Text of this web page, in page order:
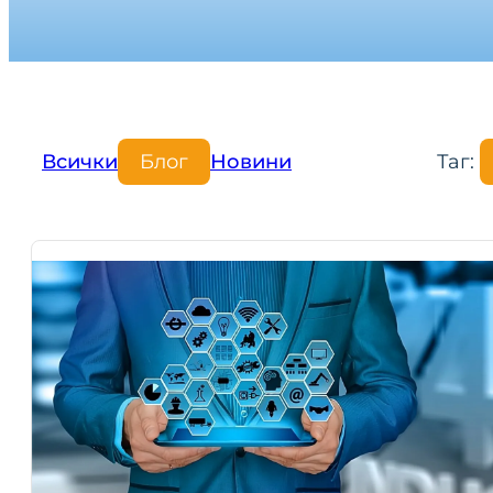
Всички Блог Новини Таг: